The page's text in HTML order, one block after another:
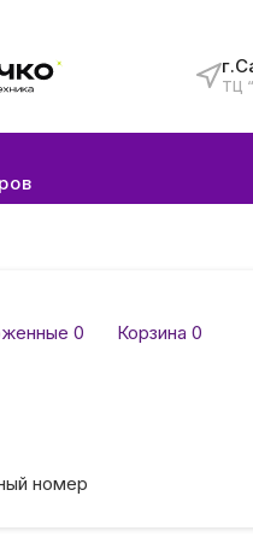
ТЦ
0 Корзина 0
номер